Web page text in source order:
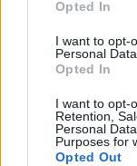
Opted In
I want to opt-
Personal
Opted In
I want to opt-
Retention,
Personal
Purposes for
Opted Out
ΑΘΛΗΤΙΚΑ ΝΕΑ